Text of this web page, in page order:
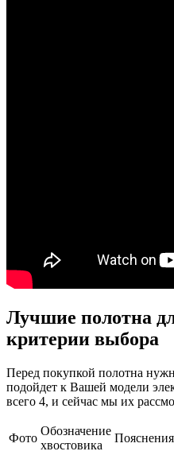
Лучшие полотна
критерии выбора
Перед покупкой полотна
подойдет к Вашей модели
всего 4, и сейчас мы их
Фото
Обозначение
хвостовика
Пояснения